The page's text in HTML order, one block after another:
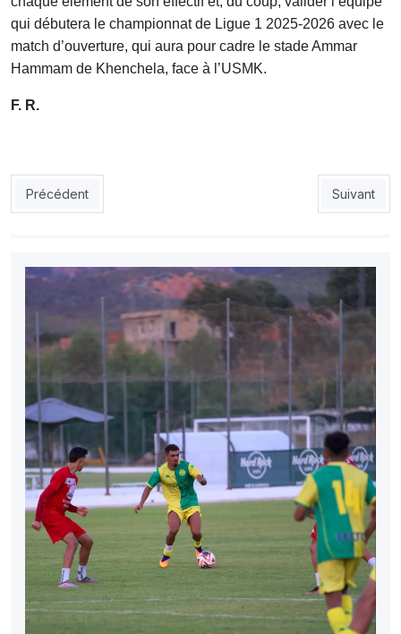
qui débutera le championnat de Ligue 1 2025-2026 avec le
match d’ouverture, qui aura pour cadre le stade Ammar
Hammam de Khenchela, face à l’USMK.
F. R.
Article précédent : USMA : Ce sera Garrido ou Cissé
Précédent Article
Suivant